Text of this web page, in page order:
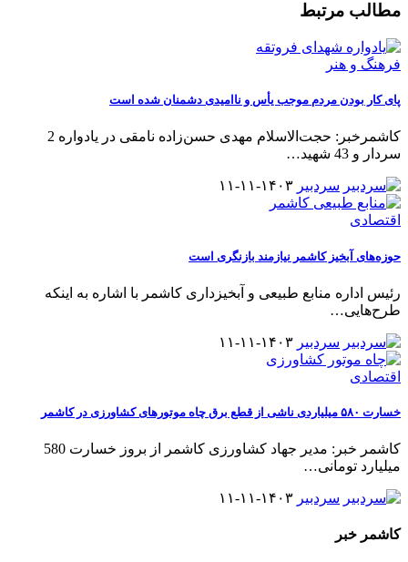
مطالب مرتبط
فرهنگ و هنر
پای کار بودن مردم موجب یأس و ناامیدی دشمنان شده است
کاشمرخبر: حجت‌الاسلام مهدی حسن‌زاده نامقی در یادواره 2
سردار و 43 شهید
…
سردبیر ۱۴۰۳-۱۱-۱۱
اقتصادی
حوزه‌های آبخیز کاشمر نیازمند بازنگری است
رئیس اداره منابع طبیعی و آبخیزداری کاشمر با اشاره به اینکه
طرح‌هایی…
سردبیر ۱۴۰۳-۱۱-۱۱
اقتصادی
خسارت ۵۸۰ میلیاردی ناشی از قطع برق چاه موتورهای کشاورزی در کاشمر
کاشمر خبر: مدیر جهاد کشاورزی کاشمر از بروز خسارت 580
میلیارد تومانی…
سردبیر ۱۴۰۳-۱۱-۱۱
کاشمر خبر